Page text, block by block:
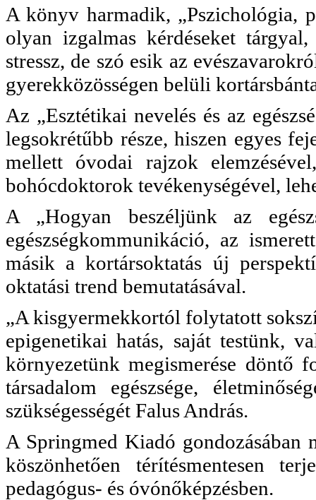
A könyv harmadik, „Pszichológia,
olyan izgalmas kérdéseket
stressz, de szó esik az
gyerekközösségen belüli
Az „Esztétikai nevelés és az
legsokrétűbb része, hiszen egyes
mellett óvodai rajzok
bohócdoktorok tevékenységével,
A „Hogyan beszéljünk az
egészségkommunikáció, az
másik a kortársoktatás új
oktatási trend bemutatásával.
„A kisgyermekkortól folytatott
epigenetikai hatás, saját testünk,
környezetünk megismerése döntő
társadalom egészsége,
szükségességét Falus András.
A Springmed Kiadó gondozásában
köszönhetően térítésmentesen
pedagógus- és óvónőképzésben.